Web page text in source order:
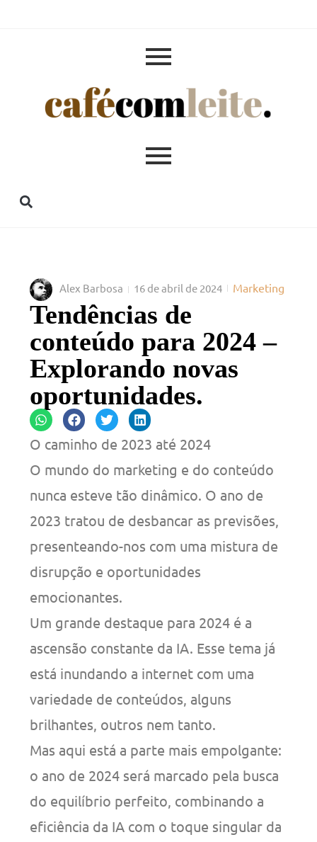
Alex Barbosa 16 de abril de 2024 Marketing
Tendências de
conteúdo para 2024 –
Explorando novas
oportunidades.
O caminho de 2023 até 2024
O mundo do marketing e do conteúdo
nunca esteve tão dinâmico. O ano de
2023 tratou de desbancar as previsões,
presenteando-nos com uma mistura de
disrupção e oportunidades
emocionantes.
Um grande destaque para 2024 é a
ascensão constante da IA. Esse tema já
está inundando a internet com uma
variedade de conteúdos, alguns
brilhantes, outros nem tanto.
Mas aqui está a parte mais empolgante:
o ano de 2024 será marcado pela busca
do equilíbrio perfeito, combinando a
eficiência da IA com o toque singular da